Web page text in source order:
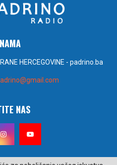
HERCEGOVINE - padrino.ba
NAS